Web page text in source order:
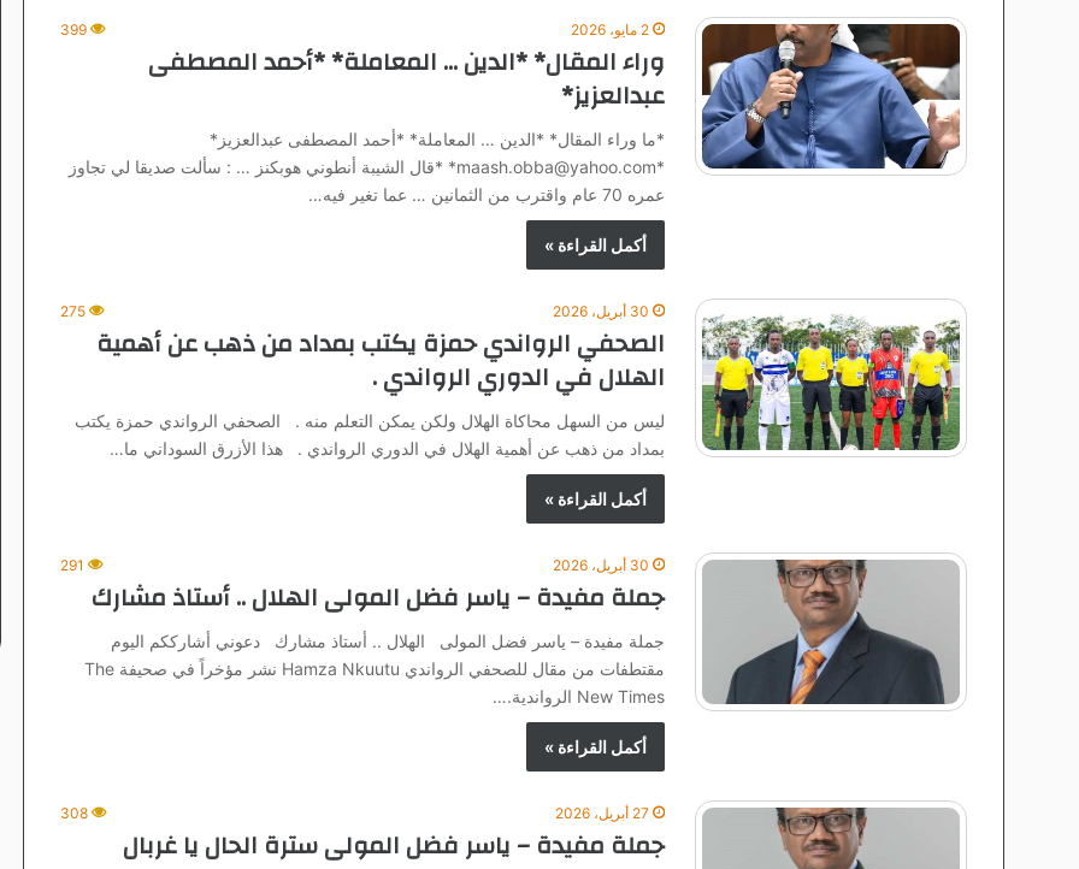
2 مايو، 2026 399
وراء المقال* *الدين … المعاملة* *أحمد المصطفى
عبدالعزيز*
*ما وراء المقال* *الدين … المعاملة* *أحمد المصطفى عبدالعزيز*
*maash.obba@yahoo.com* *قال الشيبة أنطوني هوبكنز … : سألت صديقا لي تجاوز
عمره 70 عام واقترب من الثمانين … عما تغير فيه…
أكمل القراءة »
30 أبريل، 2026 275
الصحفي الرواندي حمزة يكتب بمداد من ذهب عن أهمية
الهلال في الدوري الرواندي .
ليس من السهل محاكاة الهلال ولكن يمكن التعلم منه . الصحفي الرواندي حمزة يكتب
بمداد من ذهب عن أهمية الهلال في الدوري الرواندي . هذا الأزرق السوداني ما…
أكمل القراءة »
30 أبريل، 2026 291
جملة مفيدة – ياسر فضل المولى الهلال .. أستاذ مشارك
جملة مفيدة – ياسر فضل المولى الهلال .. أستاذ مشارك دعوني أشارككم اليوم
مقتطفات من مقال للصحفي الرواندي Hamza Nkuutu نشر مؤخراً في صحيفة The
New Times الرواندية.…
أكمل القراءة »
27 أبريل، 2026 308
جملة مفيدة – ياسر فضل المولى سترة الحال يا غربال